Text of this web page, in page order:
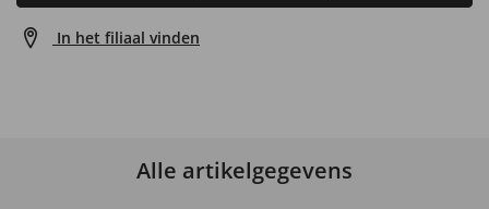
In het filiaal vinden
Alle artikelgegevens